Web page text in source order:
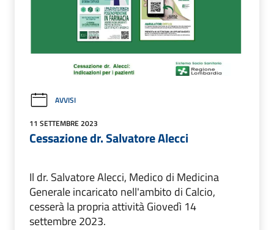
AVVISI
11 SETTEMBRE 2023
Cessazione dr. Salvatore Alecci
Il dr. Salvatore Alecci, Medico di Medicina
Generale incaricato nell'ambito di Calcio,
cesserà la propria attività Giovedì 14
settembre 2023.